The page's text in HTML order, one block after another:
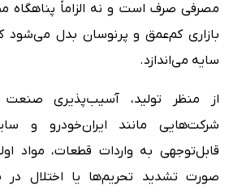
مصرفی صرف است و نه الزاماً پناهگاه
بازاری کم‌عمق و پرنوسان بدل می‌شود
سایه می‌اندازد.
از منظر تولید، آسیب‌پذیری
شرکت‌هایی مانند ایران‌خودرو و
قابل‌توجهی به واردات قطعات، مواد
صورت تشدید تحریم‌ها یا اختلال